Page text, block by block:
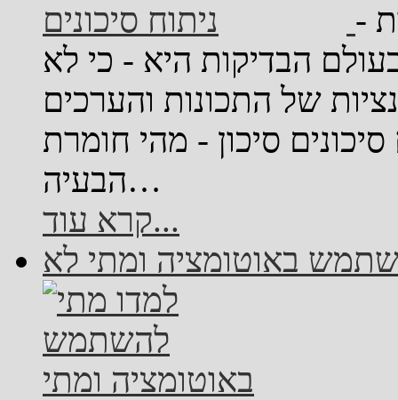
-
הבדיקות היא - כי לא
של התכונות והערכים
סיכון - מהי חומרת
הבעיה…
קרא עוד...
באוטומציה ומתי לא